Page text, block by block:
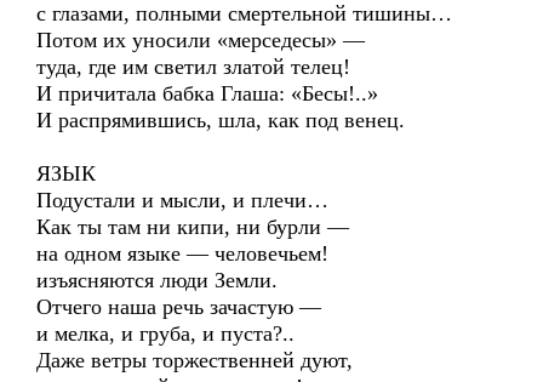
с глазами, полными смертельной тишины…
Потом их уносили «мерседесы» —
туда, где им светил златой телец!
И причитала бабка Глаша: «Бесы!..»
И распрямившись, шла, как под венец.
ЯЗЫК
Подустали и мысли, и плечи…
Как ты там ни кипи, ни бурли —
на одном языке — человечьем!
изъясняются люди Земли.
Отчего наша речь зачастую —
и мелка, и груба, и пуста?..
Даже ветры торжественней дуют,